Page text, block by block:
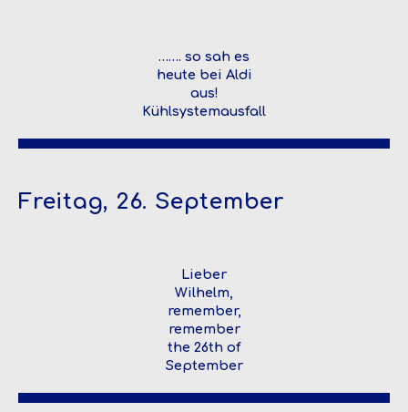
……. so sah es
heute bei Aldi
aus!
Kühlsystemausfall
Freitag, 26. September
Lieber
Wilhelm,
remember,
remember
the 26th of
September